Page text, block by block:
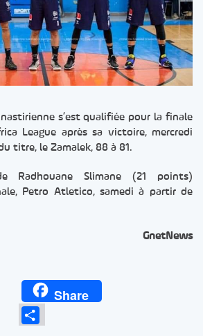
s’est qualifiée pour la finale
League après sa victoire, mercredi
titre, le Zamalek, 88 à 81.
Radhouane Slimane (21 points)
Petro Atletico, samedi à partir de
GnetNews
Share